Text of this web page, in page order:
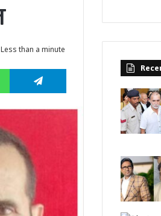
Less than a minute
WhatsApp Telegram